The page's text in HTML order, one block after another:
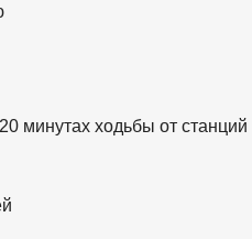
минутах ходьбы от